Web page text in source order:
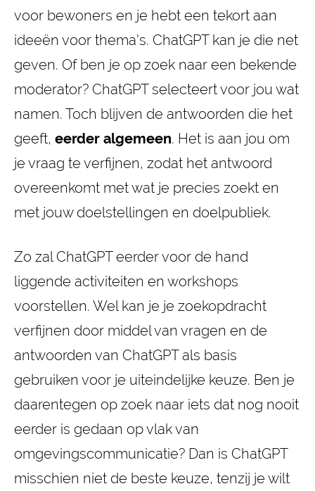
voor bewoners en je hebt een tekort aan
ideeën voor thema's. ChatGPT kan je die net
geven. Of ben je op zoek naar een bekende
moderator? ChatGPT selecteert voor jou wat
namen. Toch blijven de antwoorden die het
geeft, eerder algemeen. Het is aan jou om
je vraag te verfijnen, zodat het antwoord
overeenkomt met wat je precies zoekt en
met jouw doelstellingen en doelpubliek.
Zo zal ChatGPT eerder voor de hand
liggende activiteiten en workshops
voorstellen. Wel kan je je zoekopdracht
verfijnen door middel van vragen en de
antwoorden van ChatGPT als basis
gebruiken voor je uiteindelijke keuze. Ben je
daarentegen op zoek naar iets dat nog nooit
eerder is gedaan op vlak van
omgevingscommunicatie? Dan is ChatGPT
misschien niet de beste keuze, tenzij je wilt